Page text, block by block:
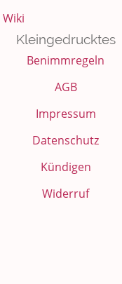
Kleingedrucktes
Benimmregeln
AGB
Impressum
Datenschutz
Kündigen
Widerruf